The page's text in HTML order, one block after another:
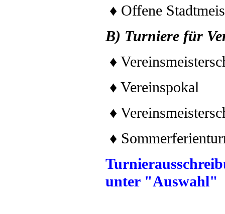
♦ Offene
B) Turniere für
♦
♦ Vereinspokal
♦
♦
unter "Auswahl"